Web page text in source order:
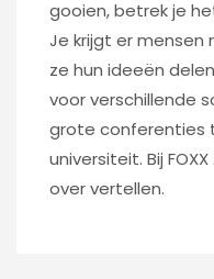
gooien, betrek je
Je krijgt er
ze hun ideeën
voor verschillende
grote conferenties
universiteit. Bij
over vertellen.